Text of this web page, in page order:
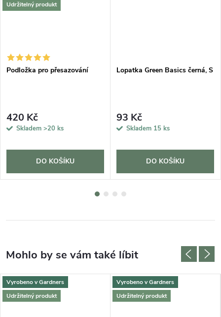
Udržitelný produkt
Podložka pro přesazování
420 Kč
Skladem >20 ks
DO KOŠÍKU
Lopatka Green Basics černá, S
93 Kč
Skladem 15 ks
DO KOŠÍKU
Vyrobeno v Gardners
Udržitelný produkt
Vyrobeno v Gardners
Udržitelný produkt